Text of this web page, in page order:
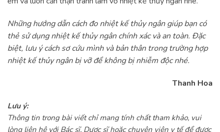
Những hướng dẫn cách đo nhiệt kế thủy ngân giúp bạn có
thẻ sử dụng nhiệt kế thủy ngân chính xác và an toàn. Đặc
biệt, lưu ý cách sơ cứu mình và bản thân trong trường hợp
nhiệt kế thủy ngân bị vỡ để không bị nhiễm độc nhé.
Thanh Hoa
Lưu ý:
Thông tin trong bài viết chỉ mang tính chất tham khảo, vui
lòng liên hệ với Bác sĩ, Dược sĩ hoặc chuyên viên y tế để được